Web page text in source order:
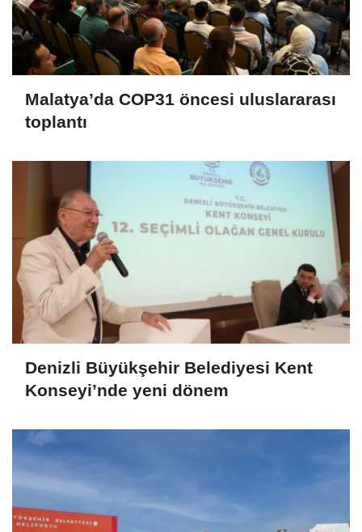
Malatya’da COP31 öncesi uluslararası
toplantı
Denizli Büyükşehir Belediyesi Kent
Konseyi’nde yeni dönem